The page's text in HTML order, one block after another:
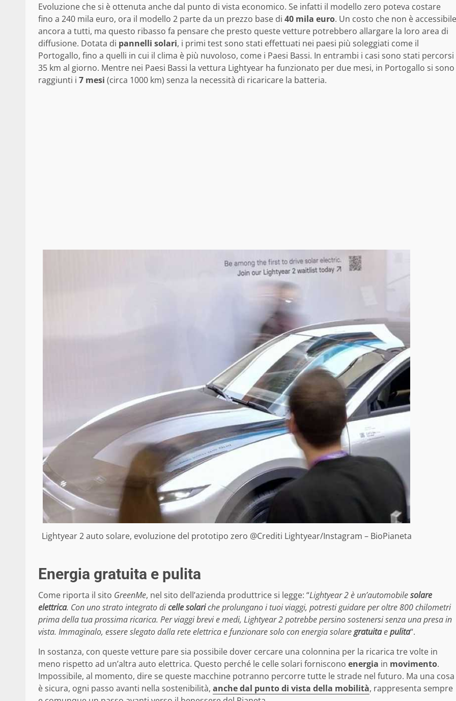
Evoluzione che si è ottenuta anche dal punto di vista economico. Se infatti il modello zero poteva costare
fino a 240 mila euro, ora il modello 2 parte da un prezzo base di 40 mila euro. Un costo che non è accessibile
ancora a tutti, ma questo ribasso fa pensare che presto queste vetture potrebbero allargare la loro area di
diffusione. Dotata di pannelli solari, i primi test sono stati effettuati nei paesi più soleggiati come il
Portogallo, fino a quelli in cui il clima è più nuvoloso, come i Paesi Bassi. In entrambi i casi sono stati percorsi
35 km al giorno. Mentre nei Paesi Bassi la vettura Lightyear ha funzionato per due mesi, in Portogallo si sono
raggiunti i 7 mesi (circa 1000 km) senza la necessità di ricaricare la batteria.
Lightyear 2 auto solare, evoluzione del prototipo zero @Crediti Lightyear/Instagram – BioPianeta
Energia gratuita e pulita
Come riporta il sito GreenMe, nel sito dell’azienda produttrice si legge: “Lightyear 2 è un’automobilesolare
elettrica. Con uno strato integrato dicelle solariche prolungano i tuoi viaggi, potresti guidare per oltre 800 chilometri
prima della tua prossima ricarica. Per viaggi brevi e medi, Lightyear 2 potrebbe persino sostenersi senza una presa in
vista. Immaginalo, essere slegato dalla rete elettrica e funzionare solo con energia solaregratuitaepulita“.
In sostanza, con queste vetture pare sia possibile dover cercare una colonnina per la ricarica tre volte in
meno rispetto ad un’altra auto elettrica. Questo perché le celle solari forniscono energia in movimento.
Impossibile, al momento, dire se queste macchine potranno percorre tutte le strade nel futuro. Ma una cosa
è sicura, ogni passo avanti nella sostenibilità, anche dal punto di vista della mobilità, rappresenta sempre